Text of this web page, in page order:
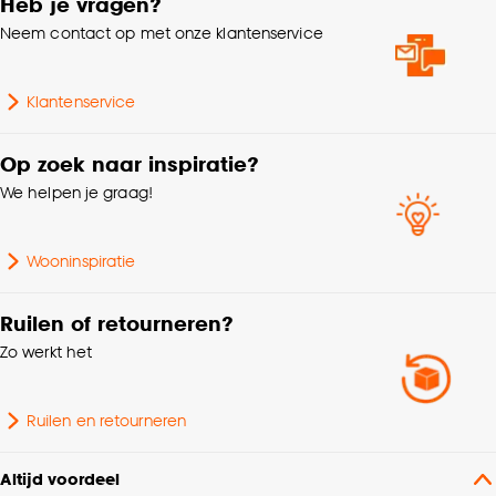
kan aanpassen, bekijk hiervoor onze
cookieverklaring.
Milieu kenmerken
Neem contact op met onze klantenservice
Klantenservice
Op zoek naar inspiratie?
We helpen je graag!
Wooninspiratie
Ruilen of retourneren?
Zo werkt het
Ruilen en retourneren
Altijd voordeel